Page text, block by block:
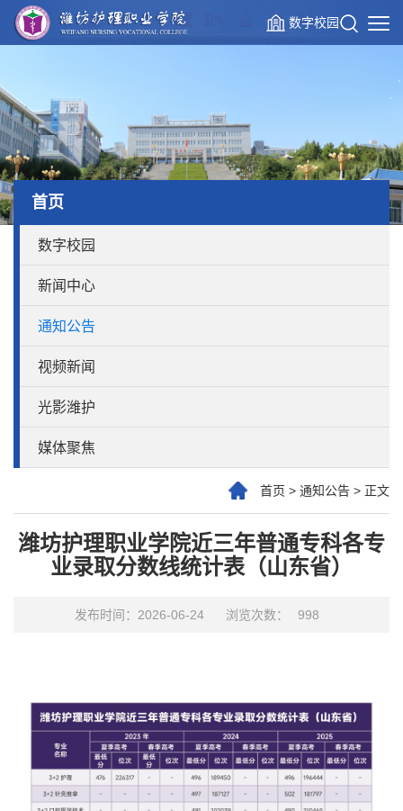
数字校园
首页
数字校园
新闻中心
通知公告
视频新闻
光影潍护
媒体聚焦
首页 > 通知公告 > 正文
潍坊护理职业学院近三年普通专科各专
业录取分数线统计表（山东省）
发布时间：2026-06-24 浏览次数： 998